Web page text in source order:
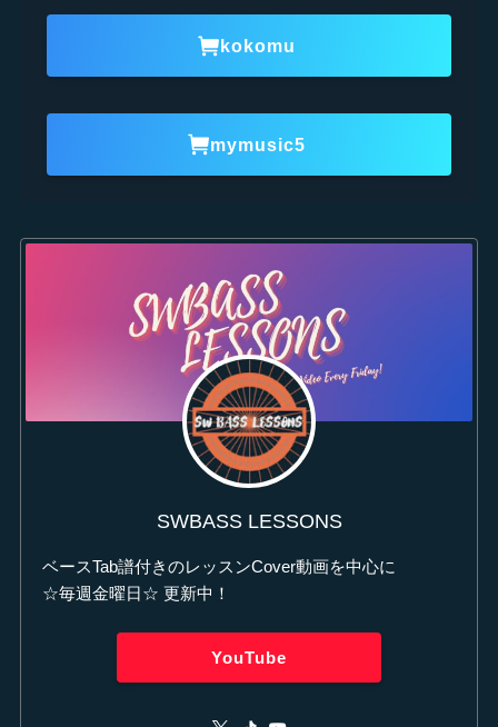
kokomu
mymusic5
SWBASS LESSONS
ベースTab譜付きのレッスンCover動画を中心に
☆毎週金曜日☆ 更新中！
YouTube